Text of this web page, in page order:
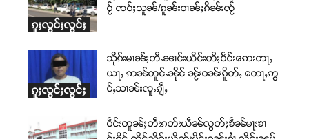
ၵူႈလွင်ႈလွင်ႈ
ဝႂ် ၸဝ်ႈသူၼ်/ၵူၼ်းဝၢၼ်ႈၵိၼ်းၸႂ်
ၵူႈလွင်ႈလွင်ႈ
သိုၵ်းမၢၼ်ႈတီႉၼၢင်းယိင်းတီႈဝဵင်းဢေးတႃႇ
ယႃႇ ဢၼ်တူင်ႉၼိုင် ၼႂ်းဝၼ်းၵိူတ်ႇ တေႃႇဢွ
င်ႇသၢၼ်းၸူႉၵျီႇ
ဝဵင်းတူၼ်ႈတီးၵတ်းယဵၼ်လွတ်ႈၶဵၼ်မႃးၶၢ